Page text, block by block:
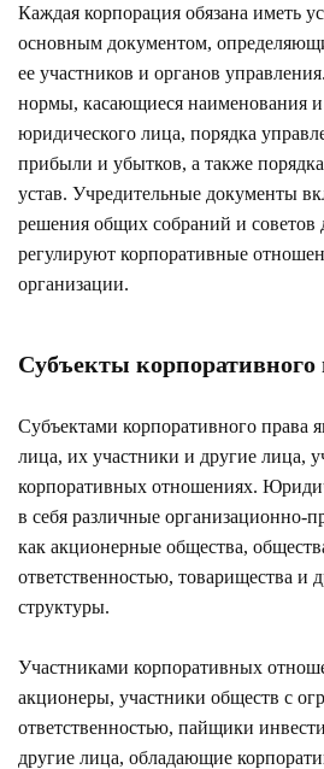
Каждая корпорация обязана иметь
основным документом,
ее участников и органов
нормы, касающиеся наименования
юридического лица, порядка
прибыли и убытков, а также
устав. Учредительные документы
решения общих собраний и советов
регулируют корпоративные
организации.
Субъекты корпоративного
Субъектами корпоративного права
лица, их участники и другие лица,
корпоративных отношениях.
в себя различные организационно-
как акционерные общества,
ответственностью, товарищества и
структуры.
Участниками корпоративных
акционеры, участники обществ с
ответственностью, пайщики
другие лица, обладающие